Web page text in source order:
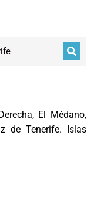
El Médano,
de Tenerife. Islas